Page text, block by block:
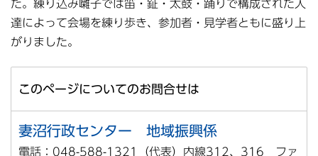
た。練り込み囃子では笛・鉦・太鼓・踊りで構成された人
達によって会場を練り歩き、参加者・見学者ともに盛り上
がりました。
このページについてのお問合せは
妻沼行政センター 地域振興係
電話：048-588-1321（代表）内線312、316 ファ